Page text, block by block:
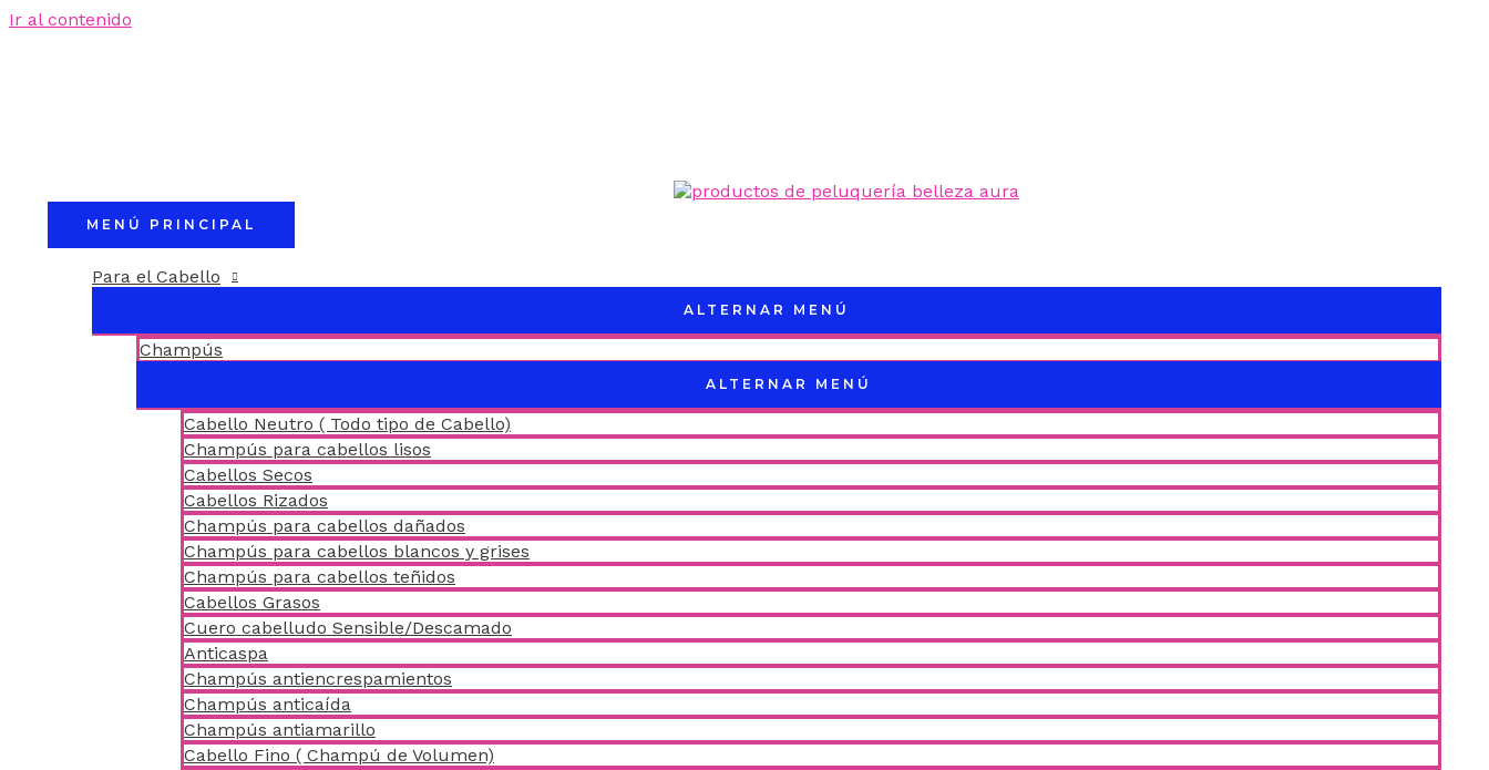
Ir al contenido
MENÚ PRINCIPAL
Para el Cabello
ALTERNAR MENÚ
Champús
ALTERNAR MENÚ
Cabello Neutro ( Todo tipo de Cabello)
Champús para cabellos lisos
Cabellos Secos
Cabellos Rizados
Champús para cabellos dañados
Champús para cabellos blancos y grises
Champús para cabellos teñidos
Cabellos Grasos
Cuero cabelludo Sensible/Descamado
Anticaspa
Champús antiencrespamientos
Champús anticaída
Champús antiamarillo
Cabello Fino ( Champú de Volumen)